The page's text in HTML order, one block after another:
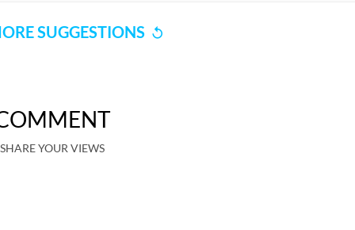
SUGGESTIONS
SHARE YOUR VIEWS